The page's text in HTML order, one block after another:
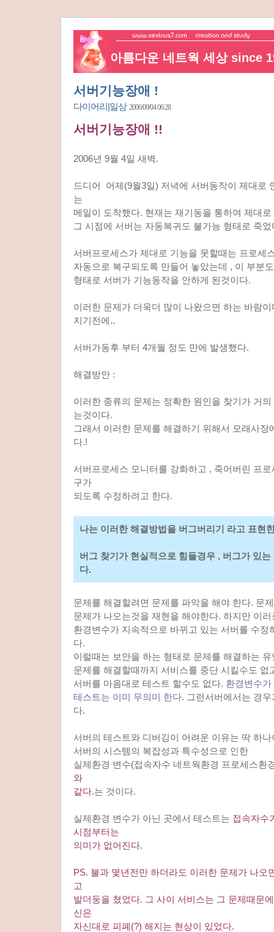
아름다운 네트웍 세상 since
서버기능장애 !
다이어리|일상 2006/09/04 06:28
서버기능장애 !!
2006년 9월 4일 새벽.
드디어 어제(9월3일) 저녁에 서버동작이 제대로
는
메일이 도착했다. 현재는 재기동을 통하여 제대
그 시점에 서버는 자동복귀도 불가능 형태로 죽
서버프로세스가 제대로 기능을 못할때는 프로세
자동으로 복구되도록 만들어 놓았는데 , 이 부분
형태로 서버가 기능동작을 안하게 된것이다.
이러한 문제가 더욱더 많이 나왔으면 하는 바람
지기전에..
서버가동후 부터 4개월 정도 만에 발생했다.
해결방안 :
이러한 종류의 문제는 정확한 원인을 찾기가 거
는것이다.
그래서 이러한 문제를 해결하기 위해서 모래사장
다.!
서버프로세스 모니터를 강화하고 , 죽어버린 프
구가
되도록 수정하려고 한다.
나는 이러한 해결방법을 버그버리기 라고 표현
버그 찾기가 현실적으로 힘들경우 , 버그가 있
다.
문제를 해결할려면 문제를 파악을 해야 한다. 문
문제가 나오는것을 재현을 해야한다. 하지만 이
환경변수가 지속적으로 바뀌고 있는 서버를 수정
다.
이럴때는 보안을 하는 형태로 문제를 해결하는
문제를 해결할때까지 서비스를 중단 시킬수도 없
서버를 마음대로 테스트 할수도 없다. 환경변수
테스트는 이미 무의미 한다. 그런서버에서는 경
다.
서버의 테스트와 디버깅이 어려운 이유는 딱 하나
서버의 시스템의 복잡성과 특수성으로 인한
실제환경 변수(접속자수 네트웍환경 프로세스환
와
같다.는 것이다.
실제환경 변수가 아닌 곳에서 테스트는 접속자수
시점부터는
의미가 없어진다.
PS. 불과 몇년전만 하더라도 이러한 문제가 나오
고
발더둥을 쳤었다. 그 사이 서비스는 그 문제때문
신은
자신대로 피폐(?) 해지는 현상이 있었다.